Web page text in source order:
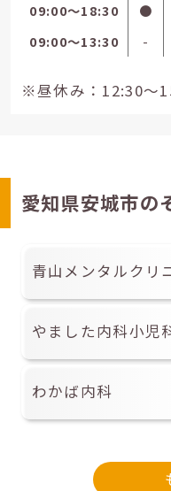
09:00〜18:30 ●
09:00〜13:30
-
※昼休み：12:30～
愛知県安城市の
青山メンタルクリ
やました内科小児
わかば内科